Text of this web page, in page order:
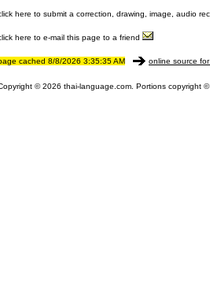
here to submit a correction, drawing, image, audio
here to e-mail this page to a friend
cached 8/8/2026 3:35:35 AM online source
© 2026 thai-language.com. Portions copyright